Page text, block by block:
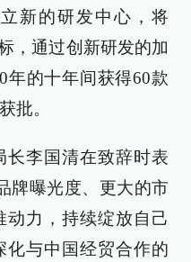
新的研发中心，将
，通过创新研发的加
年的十年间获得60款
批。
长李国清在致辞时表
牌曝光度、更大的市
动力，持续绽放自己
化与中国经贸合作的